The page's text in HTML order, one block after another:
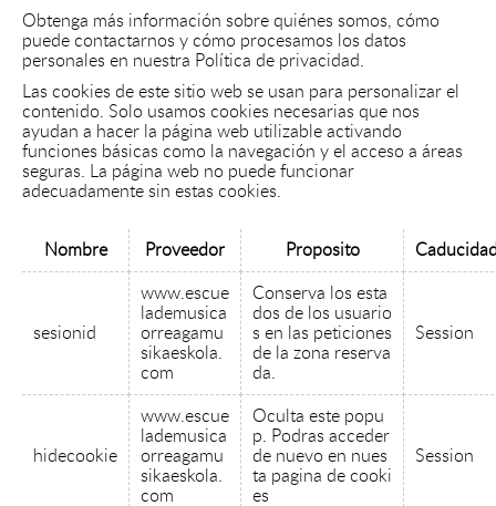
Obtenga más información sobre quiénes somos, cómo
puede contactarnos y cómo procesamos los datos
personales en nuestra Política de privacidad.
Las cookies de este sitio web se usan para personalizar el
contenido. Solo usamos cookies necesarias que nos
ayudan a hacer la página web utilizable activando
funciones básicas como la navegación y el acceso a áreas
seguras. La página web no puede funcionar
adecuadamente sin estas cookies.
Nombre Proveedor Proposito
sesionid
www.escue
lademusica
orreagamu
sikaeskola.
com
Conserva los esta
dos de los usuario
s en las peticiones
de la zona reserva
da.
Session
hidecookie
www.escue
lademusica
orreagamu
sikaeskola.
com
Oculta este popu
p. Podras acceder
de nuevo en nues
ta pagina de cooki
es
Session